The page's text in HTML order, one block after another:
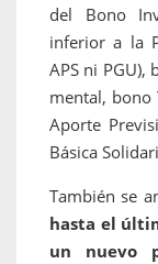
del Bono
inferior a la
APS ni PGU),
mental, bono
Aporte
Básica
También se
hasta el
un nuevo